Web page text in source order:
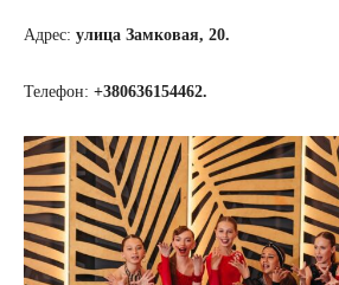
Адрес: улица Замковая, 20.
Телефон: +380636154462.